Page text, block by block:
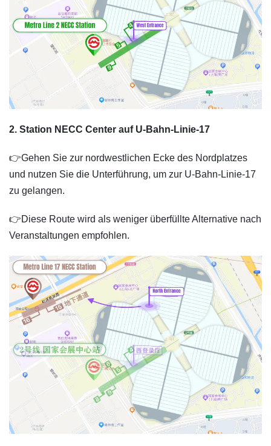
2. Station NECC Center auf U-Bahn-Linie-17
👉Gehen Sie zur nordwestlichen Ecke des Nordplatzes
und nutzen Sie die Unterführung, um zur U-Bahn-Linie-17
zu gelangen.
👉Diese Route wird als weniger überfüllte Alternative nach
Veranstaltungen empfohlen.